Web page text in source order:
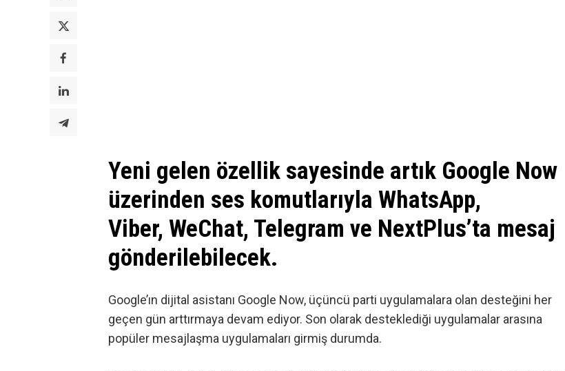
Yeni gelen özellik sayesinde artık Google Now
üzerinden ses komutlarıyla WhatsApp,
Viber, WeChat, Telegram ve NextPlus’ta mesaj
gönderilebilecek.
Google’ın dijital asistanı Google Now, üçüncü parti uygulamalara olan desteğini her
geçen gün arttırmaya devam ediyor. Son olarak desteklediği uygulamalar arasına
popüler mesajlaşma uygulamaları girmiş durumda.